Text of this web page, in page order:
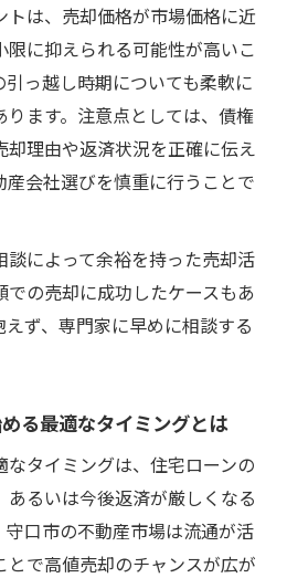
階で必要な準備と対応策
な任意売却の工夫と計画
を目指す売却計画の立て方
向を活かした任意売却戦略
売るための工夫と実践ポイ
上げる任意売却の準備術
価格を得るための効果的対
は、売却価格が市場価格に近
限に抑えられる可能性が高いこ
っ越し時期についても柔軟に
ます。注意点としては、債権
理由や返済状況を正確に伝え
産会社選びを慎重に行うことで
によって余裕を持った売却活
の売却に成功したケースもあ
ず、専門家に早めに相談する
る最適なタイミングとは
タイミングは、住宅ローンの
るいは今後返済が厳しくなる
守口市の不動産市場は流通が活
で高値売却のチャンスが広が